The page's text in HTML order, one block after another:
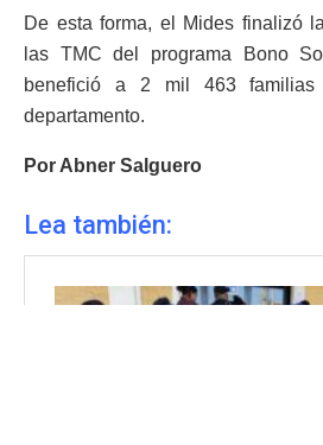
De esta forma, el Mides finalizó
las TMC del programa Bono
benefició a 2 mil 463 familias
departamento.
Por Abner Salguero
Lea también: